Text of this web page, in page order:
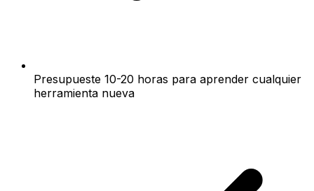
Presupueste 10-20 horas para aprender cualquier
herramienta nueva